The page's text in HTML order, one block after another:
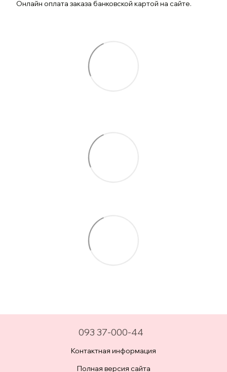
Онлайн оплата заказа банковской картой на сайте.
093 37-000-44
Контактная информация
Полная версия сайта